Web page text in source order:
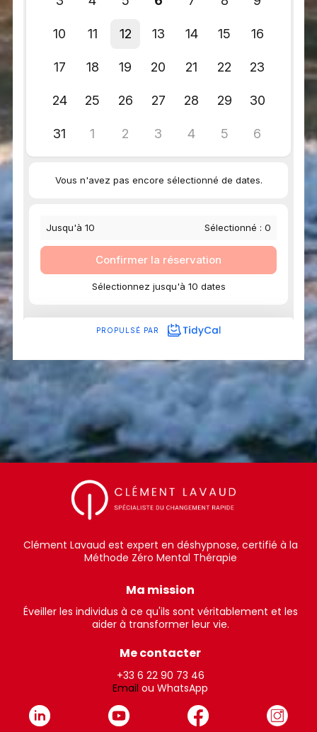
Clément Lavaud est expert en déshypnose, certifié à la
Méthode Zéro Mental Thérapie
Ma mission
Éveiller les individus à ce qu'ils sont véritablement et les
aider à transformer leur vie.
Me contacter
+33 6 22 90 73 46
Email ou WhatsApp